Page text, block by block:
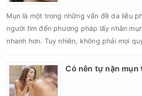
Mụn là một trong những vấn đề da liễu
người tìm đến phương pháp lấy nhân
nhanh hơn. Tuy nhiên, không phải mọi
sai kỹ thuật hoặc lấy nhân mụn không
có thể đối mặt với nguy cơ viêm nhiễm,
chí là sẹo rỗ. Vậy nặn mụn chuẩn y khoa
Có nên tự nặn mụn